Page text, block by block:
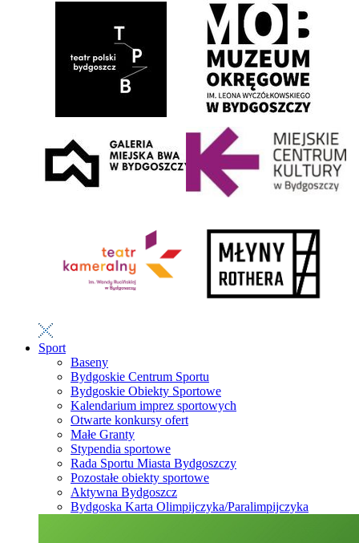
Sport
Baseny
Bydgoskie Centrum Sportu
Bydgoskie Obiekty Sportowe
Kalendarium imprez sportowych
Otwarte konkursy ofert
Małe Granty
Stypendia sportowe
Rada Sportu Miasta Bydgoszczy
Pozostałe obiekty sportowe
Aktywna Bydgoszcz
Bydgoska Karta Olimpijczyka/Paralimpijczyka